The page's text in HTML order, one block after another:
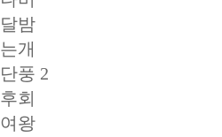
달밤
는개
단풍 2
후회
여왕